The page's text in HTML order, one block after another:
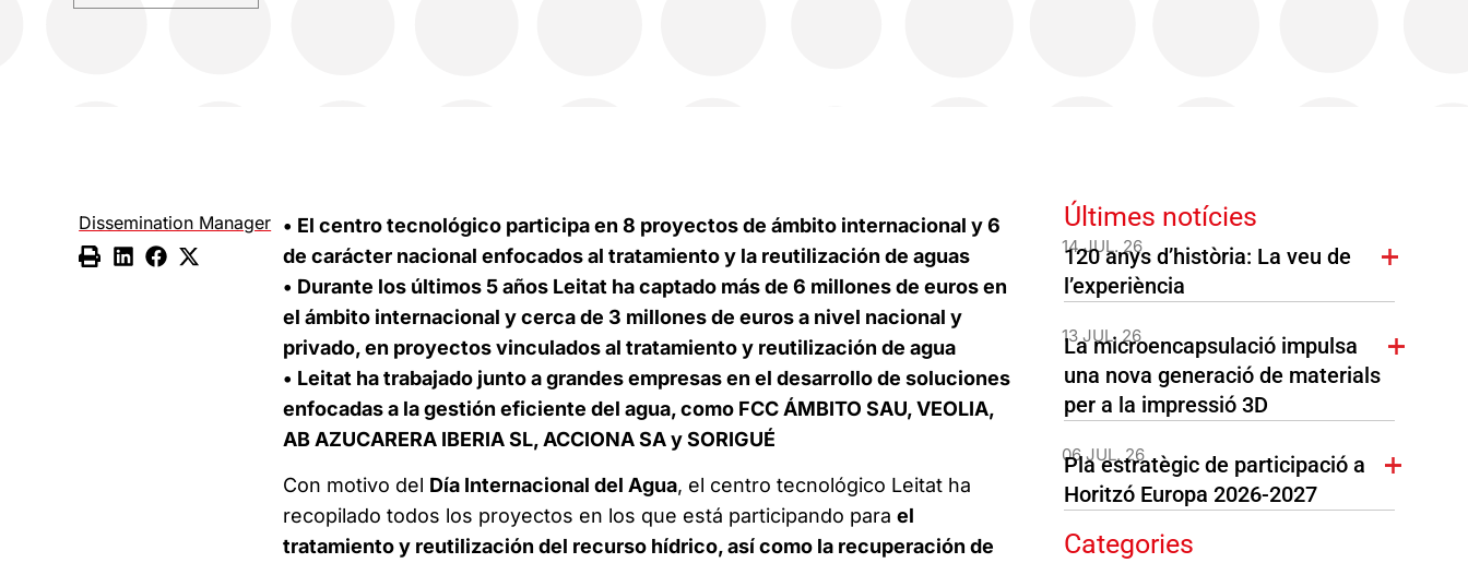
Dissemination Manager • El centro tecnológico participa en 8 proyectos de ámbito internacional y 6
de carácter nacional enfocados al tratamiento y la reutilización de aguas
• Durante los últimos 5 años Leitat ha captado más de 6 millones de euros en
el ámbito internacional y cerca de 3 millones de euros a nivel nacional y
privado, en proyectos vinculados al tratamiento y reutilización de agua
• Leitat ha trabajado junto a grandes empresas en el desarrollo de soluciones
enfocadas a la gestión eficiente del agua, como FCC ÁMBITO SAU, VEOLIA,
AB AZUCARERA IBERIA SL, ACCIONA SA y SORIGUÉ
Con motivo del Día Internacional del Agua, el centro tecnológico Leitat ha
recopilado todos los proyectos en los que está participando para el
tratamiento y reutilización del recurso hídrico, así como la recuperación de
Últimes notícies
14 JUL. 26
120 anys d’història: La veu de
l’experiència
13 JUL. 26
La microencapsulació impulsa
una nova generació de materials
per a la impressió 3D
06 JUL. 26
Pla estratègic de participació a
Horitzó Europa 2026-2027
Categories